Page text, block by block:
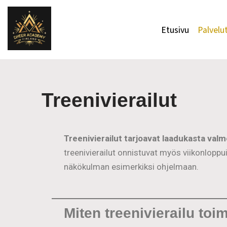
Siirry
suoraan
sisältöön
Etusivu
Treenivierailut
Treenivierailut tarjoavat laadukasta
treenivierailut onnistuvat myös
näkökulman esimerkiksi ohjelmaan.
Miten treenivierailu